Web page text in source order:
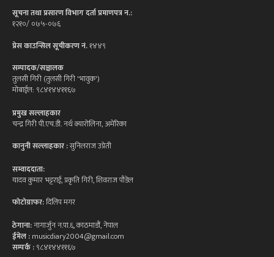
सूचना तथा प्रसारण विभाग दर्ता प्रमाणपत्र न.:
१२१०/ ०७५-०७६
प्रेस काउन्सिल सूचीकरण नं.१४४९
सम्पादक/सञ्चालक
तुलसी गिरी (तुलसी गिरी 'भावुक')
मोबाईल: ९८४१४४११६७
प्रमुख सल्लाहकार
चन्द्र गिरी पी.एच.डी. नर्थ क्यारोलिना, अमेरिका
कानुनी सल्लाहकार :सुनिलराज उप्रेती
सम्वाददाता:
यादव कुमार भट्टराई, प्रकृति गिरी, शिवराज पौडेल
फोटोग्राफर:दिलिप मगर
ठेगाना:नागार्जुन न.पा.६, काठमाडौं, नेपाल
ईमेल :musicdiary2004@gmail.com
सम्पर्क :९८४१४४११६७